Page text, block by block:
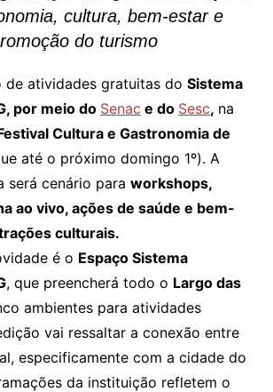
cultura, bem-estar e
do turismo
de atividades gratuitas do Sistema
por meio do Senac e do Sesc, na
Cultura e Gastronomia de
até o próximo domingo 1º). A
será cenário para workshops,
ao vivo, ações de saúde e bem-
culturais.
é o Espaço Sistema
, que preencherá todo o Largo das
ambientes para atividades
vai ressaltar a conexão entre
especificamente com a cidade do
da instituição refletem o